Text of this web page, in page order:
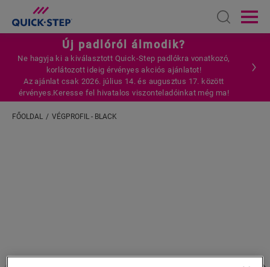
Open
Új padlóról álmodik?
Ne hagyja ki a kiválasztott Quick-Step padlókra vonatkozó,
korlátozott ideig érvényes akciós ajánlatot!
Az ajánlat csak 2026. július 14. és augusztus 17. között
érvényes.Keresse fel hivatalos viszonteladóinkat még ma!
FŐOLDAL VÉGPROFIL - BLACK